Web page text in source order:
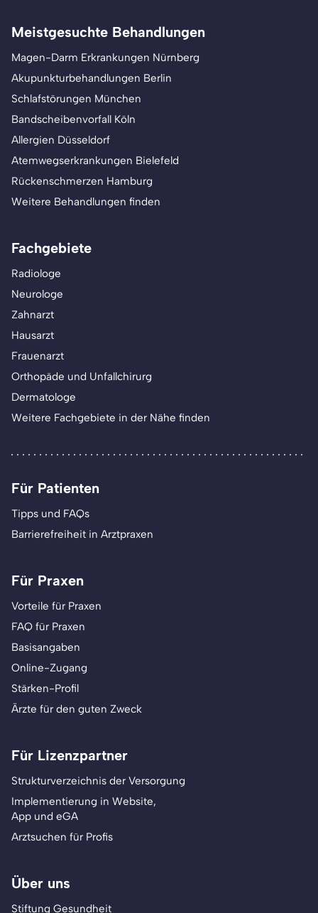
Meistgesuchte Behandlungen
Magen-Darm Erkrankungen Nürnberg
Akupunkturbehandlungen Berlin
Schlafstörungen München
Bandscheibenvorfall Köln
Allergien Düsseldorf
Atemwegserkrankungen Bielefeld
Rückenschmerzen Hamburg
Weitere Behandlungen finden
Fachgebiete
Radiologe
Neurologe
Zahnarzt
Hausarzt
Frauenarzt
Orthopäde und Unfallchirurg
Dermatologe
Weitere Fachgebiete in der Nähe finden
Für Patienten
Tipps und FAQs
Barrierefreiheit in Arztpraxen
Für Praxen
Vorteile für Praxen
FAQ für Praxen
Basisangaben
Online-Zugang
Stärken-Profil
Ärzte für den guten Zweck
Für Lizenzpartner
Strukturverzeichnis der Versorgung
Implementierung in Website,
App und eGA
Arztsuchen für Profis
Über uns
Stiftung Gesundheit